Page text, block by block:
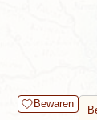
Bewaren